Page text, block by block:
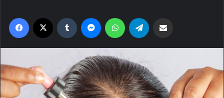
Facebook Tumblr MessengerWhatsApp